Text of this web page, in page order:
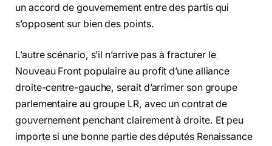
un accord de gouvernement entre des partis qui
s’opposent sur bien des points.
L’autre scénario, s’il n’arrive pas à fracturer le
Nouveau Front populaire au profit d’une alliance
droite-centre-gauche, serait d’arrimer son groupe
parlementaire au groupe LR, avec un contrat de
gouvernement penchant clairement à droite. Et peu
importe si une bonne partie des députés Renaissance